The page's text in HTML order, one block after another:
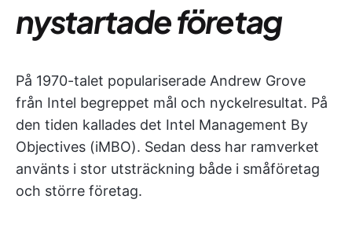
nystartade företag
På 1970-talet populariserade Andrew Grove
från Intel begreppet mål och nyckelresultat. På
den tiden kallades det Intel Management By
Objectives (iMBO). Sedan dess har ramverket
använts i stor utsträckning både i småföretag
och större företag.